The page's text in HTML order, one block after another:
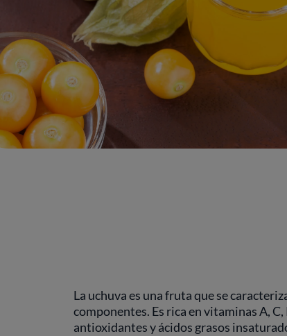
La uchuva es una fruta que se
componentes. Es rica en vitaminas A,
antioxidantes y ácidos grasos